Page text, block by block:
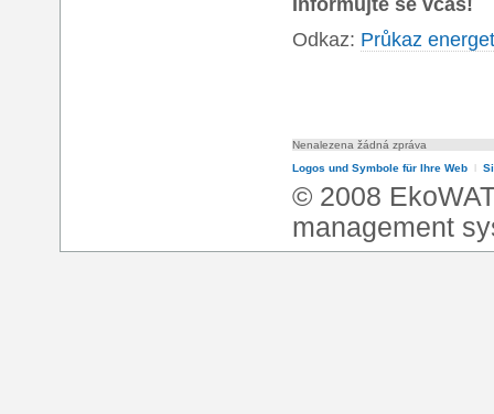
Odkaz: Průkaz
Nenalezena žádná zpráva
Logos und Symbole für Ihre Web l
© 2008
management